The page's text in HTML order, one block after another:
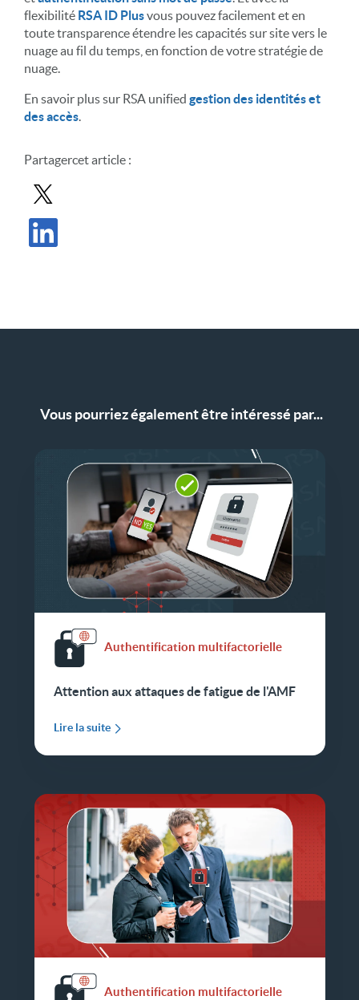
flexibilité RSA ID Plusvous pouvez facilement et en
toute transparence étendre les capacités sur site vers le
nuage au fil du temps, en fonction de votre stratégie de
nuage.
En savoir plus sur RSA unified gestion des identités et
des accès
Partagercet article :
Partager le message dans X
Vous pourriez également être intéressé par...
Authentification multifactorielle
Attention aux attaques de fatigue de l'AMF
Lire la suite
Authentification multifactorielle